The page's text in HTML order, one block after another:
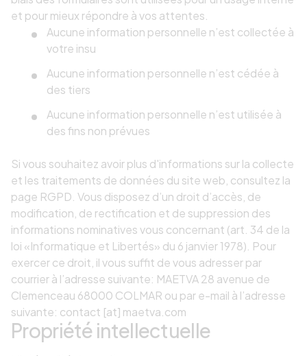
et pour mieux répondre à vos attentes.
Aucune information personnelle n’est collectée à
votre insu
Aucune information personnelle n’est cédée à
des tiers
Aucune information personnelle n’est utilisée à
des fins non prévues
Si vous souhaitez avoir plus d'informations sur la collecte
et les traitements de données du site web, consultez la
page RGPD. Vous disposez d’un droit d’accès, de
modification, de rectification et de suppression des
informations nominatives vous concernant (art. 34 de la
loi «Informatique et Libertés» du 6 janvier 1978). Pour
exercer ce droit, il vous suffit de vous adresser par
courrier à l’adresse suivante: MAETVA 28 avenue de
Clemenceau 68000 COLMAR ou par e-mail à l’adresse
suivante: contact [at] maetva.com
Propriété intellectuelle